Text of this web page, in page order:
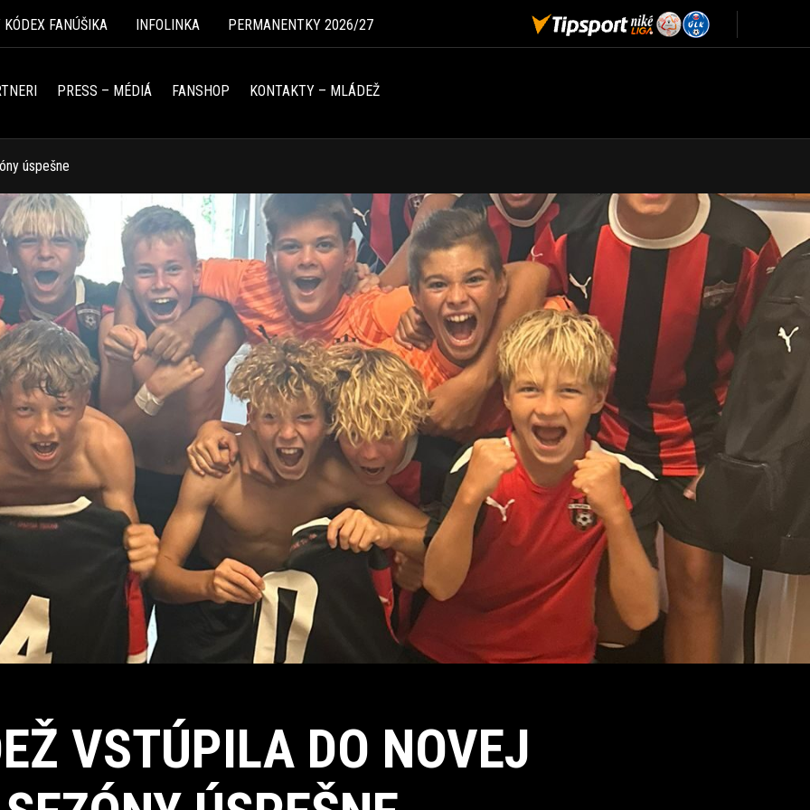
FANÚŠIKA INFOLINKA PERMANENTKY 2026/27
PRESS – MÉDIÁ FANSHOP KONTAKTY – MLÁDEŽ
úspešne
VSTÚPILA DO NOVEJ